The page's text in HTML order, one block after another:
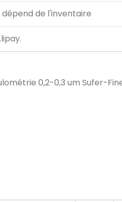
dépend de l'inventaire
0,2-0,3 um Sufer-